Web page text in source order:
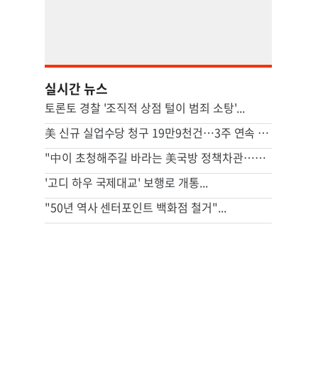
실시간 뉴스
토론토 경찰 '조직적 상점 털이 범죄 소탕'...
美 신규 실업수당 청구 19만9천건…3주 연속 20만명 하회
"中이 초청해주길 바라는 美국방 정책차관…中은 소극적"
'고디 하우 국제대교' 보행로 개통...
"50년 역사 센터포인트 백화점 철거"...